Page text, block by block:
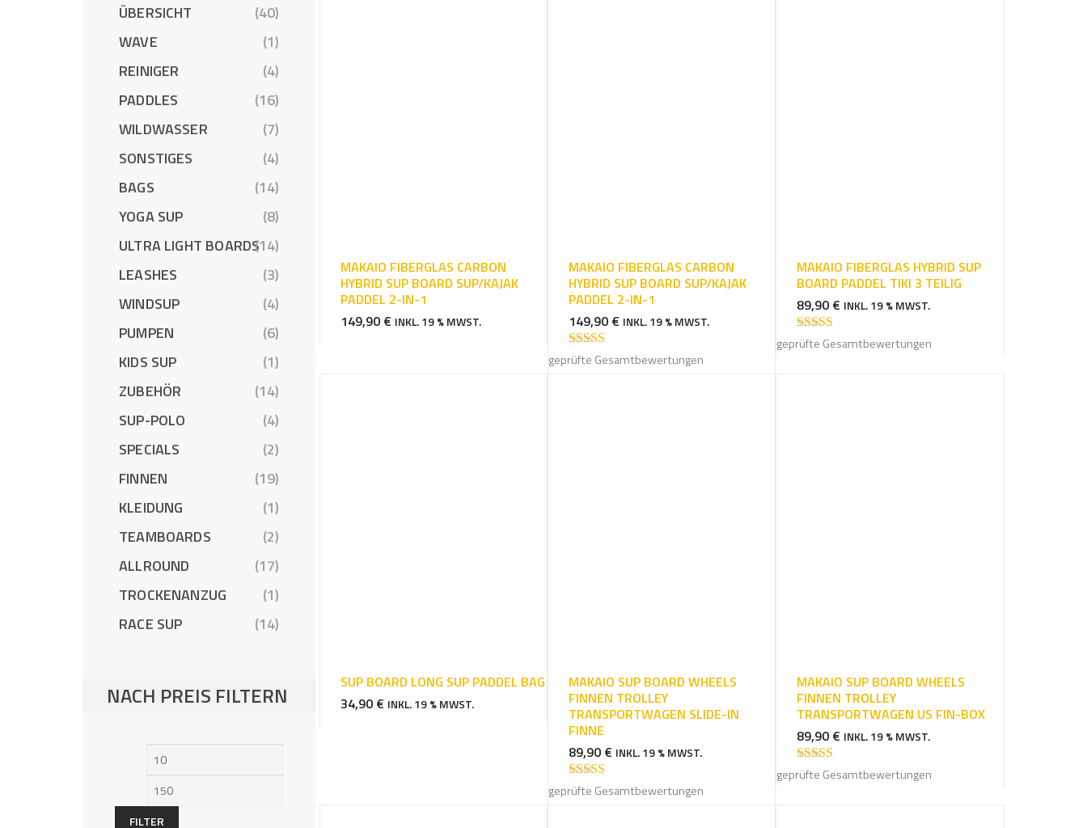
MAKAIO FIBERGLAS CARBON
HYBRID SUP BOARD SUP/KAJAK
PADDEL 2-IN-1
149,90 € INKL. 19 % MWST.
MAKAIO FIBERGLAS CARBON
HYBRID SUP BOARD SUP/KAJAK
PADDEL 2-IN-1
149,90 € INKL. 19 % MWST.
Bewertet mit
geprüfte Gesamtbewertungen
MAKAIO FIBERGLAS HYBRID SUP
BOARD PADDEL TIKI 3 TEILIG
89,90 € INKL. 19 % MWST.
Bewertet mit
geprüfte Gesamtbewertungen
SUP BOARD LONG SUP PADDEL BAG
34,90 € INKL. 19 % MWST.
MAKAIO SUP BOARD WHEELS
FINNEN TROLLEY
TRANSPORTWAGEN SLIDE-IN
FINNE
89,90 € INKL. 19 % MWST.
Bewertet mit
geprüfte Gesamtbewertungen
MAKAIO SUP BOARD WHEELS
FINNEN TROLLEY
TRANSPORTWAGEN US FIN-BOX
89,90 € INKL. 19 % MWST.
Bewertet mit
geprüfte Gesamtbewertungen
ÜBERSICHT
(40)
WAVE
(1)
REINIGER
(4)
PADDLES
(16)
WILDWASSER
(7)
SONSTIGES
(4)
BAGS
(14)
YOGA SUP
(8)
ULTRA LIGHT BOARDS(14)
LEASHES
(3)
WINDSUP
(4)
PUMPEN
(6)
KIDS SUP
(1)
ZUBEHÖR
(14)
SUP-POLO
(4)
SPECIALS
(2)
FINNEN
(19)
KLEIDUNG
(1)
TEAMBOARDS
(2)
ALLROUND
(17)
TROCKENANZUG
(1)
RACE SUP
(14)
NACH PREIS FILTERN
Min.
Preis
FILTER